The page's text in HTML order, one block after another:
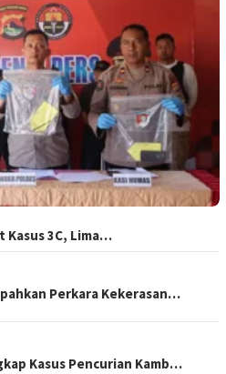
Kasus 3C, Lima…
Perkara Kekerasan…
Kasus Pencurian Kamb…